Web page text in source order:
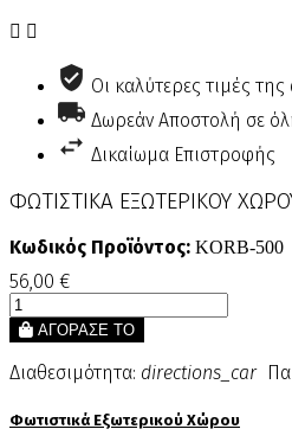
 
Οι καλύτερες τιμές
Δωρεάν Αποστολή σε
Δικαίωμα Επιστροφής
ΦΩΤΙΣΤΙΚΑ ΕΞΩΤΕΡΙΚΟΥ
Κωδικός Προϊόντος: KORB-500
56,00 €
ΑΓΟΡΑΣΕ ΤΟ
Διαθεσιμότητα: directions_car
Φωτιστικά Εξωτερικού Χώρου